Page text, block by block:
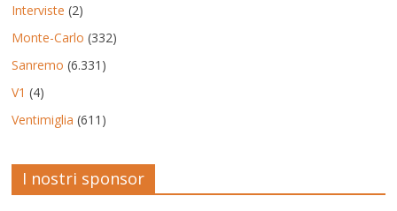
Interviste (2)
Monte-Carlo (332)
Sanremo (6.331)
V1 (4)
Ventimiglia (611)
I nostri sponsor